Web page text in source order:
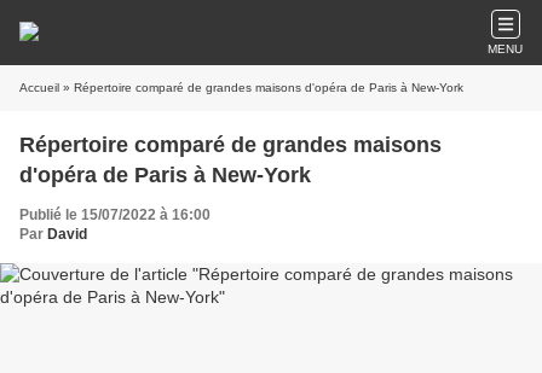
MENU
Accueil » Répertoire comparé de grandes maisons d'opéra de Paris à New-York
Répertoire comparé de grandes maisons
d'opéra de Paris à New-York
Publié le 15/07/2022 à 16:00
Par David